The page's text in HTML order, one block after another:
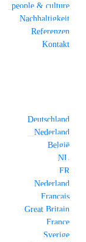
people & culture
Nachhaltigkeit
Referenzen
Kontakt
Deutschland
Nederland
België
NL
FR
Nederland
Français
Great Britain
France
Sverige